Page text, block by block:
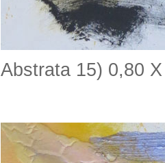
Abstrata 15) 0,80